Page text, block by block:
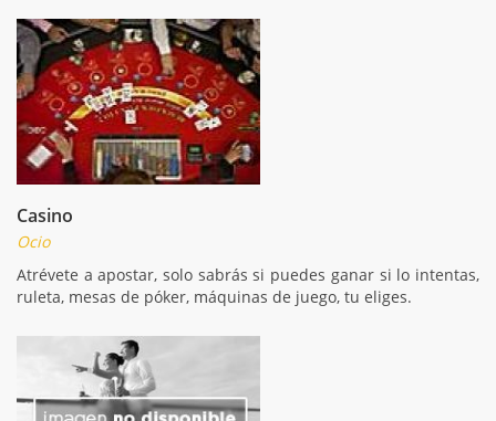
Casino
Ocio
Atrévete a apostar, solo sabrás si puedes ganar si lo intentas,
ruleta, mesas de póker, máquinas de juego, tu eliges.